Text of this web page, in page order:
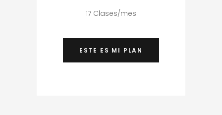
17 Clases/mes
ESTE ES MI PLAN